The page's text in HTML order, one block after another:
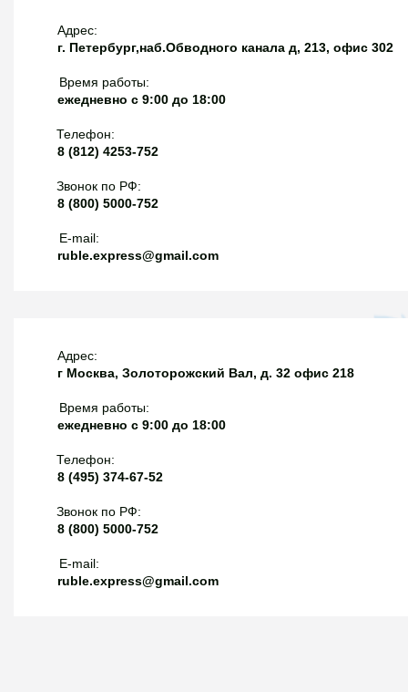
Адрес:
г. Петербург,наб.Обводного канала д, 213, офис 302
Время работы:
ежедневно с 9:00 до 18:00
Телефон:
8 (812) 4253-752
Звонок по РФ:
8 (800) 5000-752
E-mail:
ruble.express@gmail.com
Адрес:
г Москва, Золоторожский Вал, д. 32 офис 218
Время работы:
ежедневно с 9:00 до 18:00
Телефон:
8 (495) 374-67-52
Звонок по РФ:
8 (800) 5000-752
E-mail:
ruble.express@gmail.com